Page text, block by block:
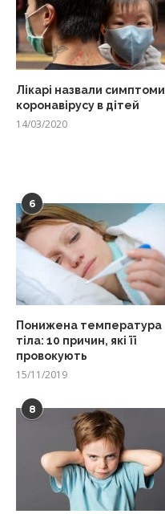
Лікарі назвали симптоми
коронавірусу в дітей
14/03/2020
6
Понижена температура
тіла: 10 причин, які її
провокують
15/11/2019
8